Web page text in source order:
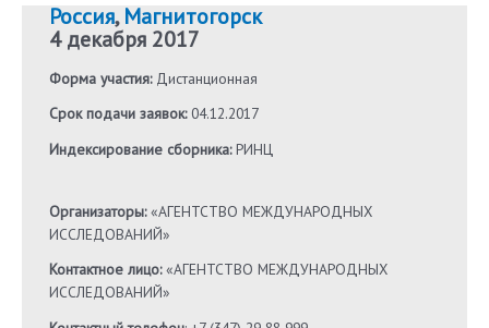
Россия,Магнитогорск
4 декабря 2017
Форма участия:Дистанционная
Срок подачи заявок:04.12.2017
Индексирование сборника:РИНЦ
Организаторы:«АГЕНТСТВО МЕЖДУНАРОДНЫХ
ИССЛЕДОВАНИЙ»
Контактное лицо:«АГЕНТСТВО МЕЖДУНАРОДНЫХ
ИССЛЕДОВАНИЙ»